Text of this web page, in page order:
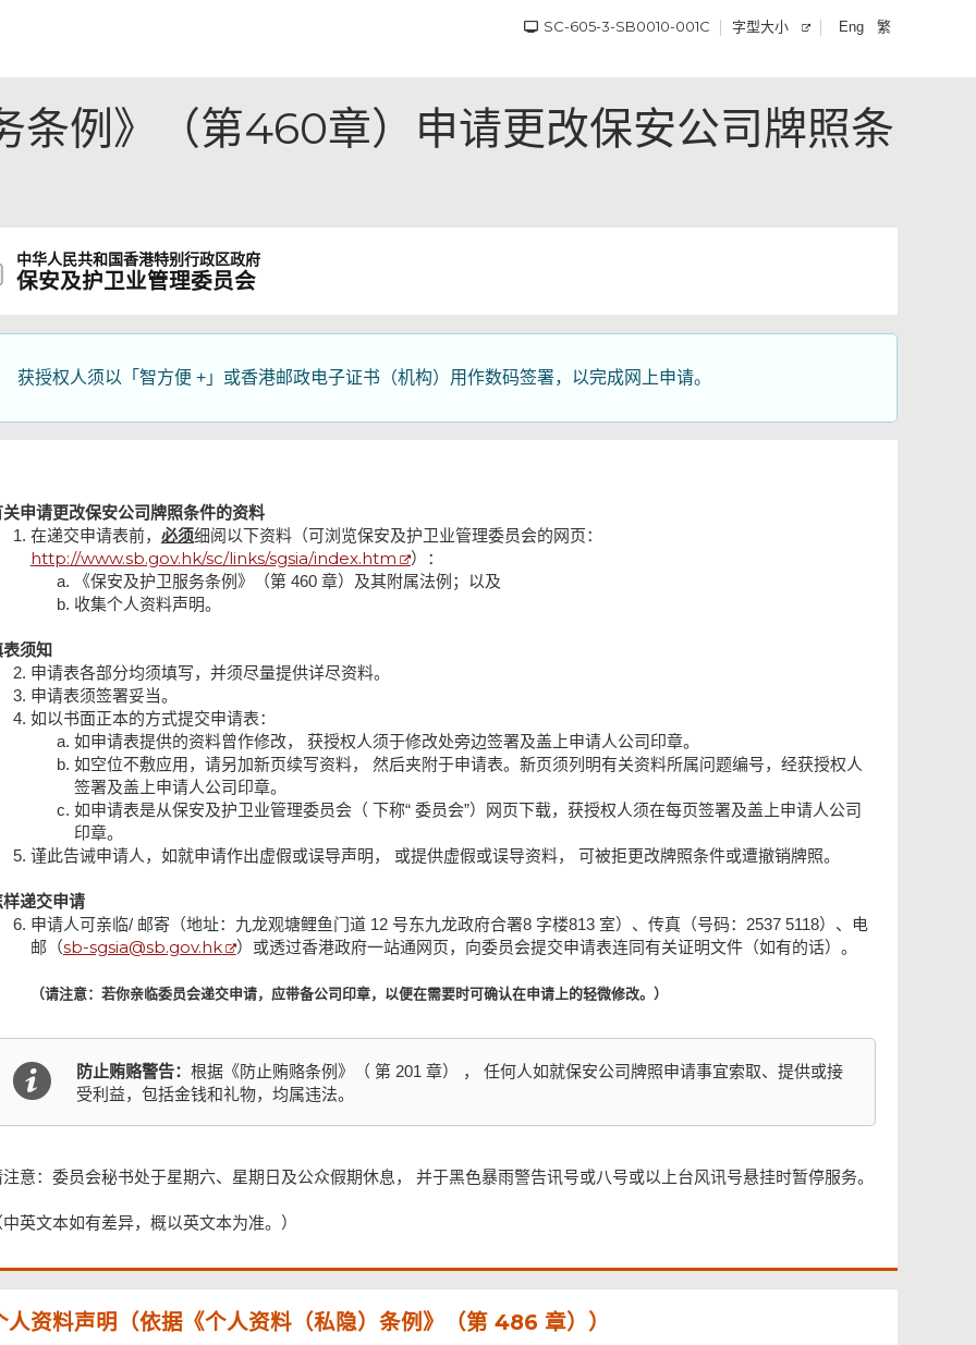
SC-605-3-SB0010-001C 字型大小 Eng 繁
条例》（第460章）申请更改保安公司牌照条
中华人民共和国香港特别行政区政府
保安及护卫业管理委员会
获授权人须以「智方便 +」或香港邮政电子证书（机构）用作数码签署，以完成网上申请。
申请更改保安公司牌照条件的资料
在递交申请表前， 必须细阅以下资料（可浏览保安及护卫业管理委员会的网页：
http://www.sb.gov.hk/sc/links/sgsia/index.htm
）：
《保安及护卫服务条例》（第 460 章）及其附属法例；以及
收集个人资料声明。
须知
申请表各部分均须填写，并须尽量提供详尽资料。
申请表须签署妥当。
如以书面正本的方式提交申请表：
如申请表提供的资料曾作修改， 获授权人须于修改处旁边签署及盖上申请人公司印章。
如空位不敷应用，请另加新页续写资料， 然后夹附于申请表。新页须列明有关资料所属问题编号，经获授权人
签署及盖上申请人公司印章。
如申请表是从保安及护卫业管理委员会（ 下称“ 委员会”）网页下载，获授权人须在每页签署及盖上申请人公司
印章。
谨此告诫申请人，如就申请作出虚假或误导声明， 或提供虚假或误导资料， 可被拒更改牌照条件或遭撤销牌照。
递交申请
申请人可亲临/ 邮寄（地址：九龙观塘鲤鱼门道 12 号东九龙政府合署8 字楼813 室）、传真（号码： 2537 5118）、电
邮（sb-sgsia@sb.gov.hk ）或透过香港政府一站通网页，向委员会提交申请表连同有关证明文件（如有的话）。
（请注意：若你亲临委员会递交申请，应带备公司印章，以便在需要时可确认在申请上的轻微修改。）
防止贿赂警告：根据《防止贿赂条例》（ 第 201 章） ， 任何人如就保安公司牌照申请事宜索取、提供或接
受利益，包括金钱和礼物，均属违法。
意：委员会秘书处于星期六、星期日及公众假期休息， 并于黑色暴雨警告讯号或八号或以上台风讯号悬挂时暂停服务。
英文本如有差异，概以英文本为准。）
人资料声明（依据《个人资料（私隐）条例》（第 486 章））